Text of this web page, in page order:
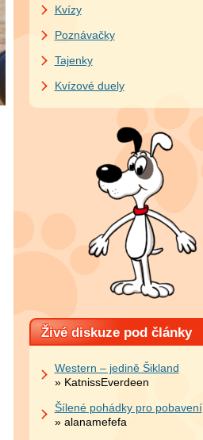
Kvízy
Poznávačky
Tajenky
Kvízové duely
Živé diskuze pod články
Western – jedině Šikland
» KatnissEverdeen
Šílené pohádky pro pobavení
» alanamefefa